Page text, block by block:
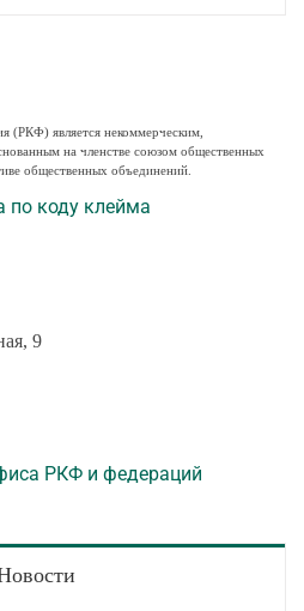
(РКФ) является некоммерческим,
на членстве союзом общественных
общественных объединений.
по коду клейма
9
РКФ и федераций